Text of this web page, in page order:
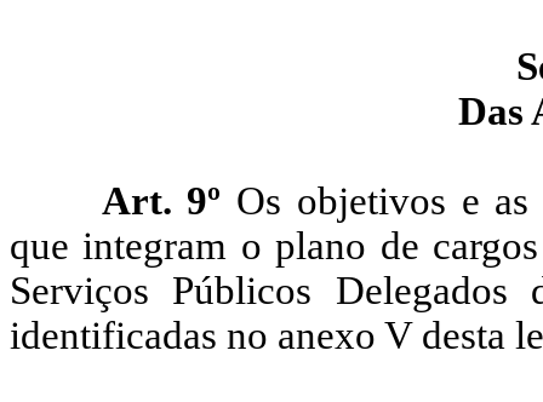
Das
Art. 9º Os objetivos e as
que integram o plano de
Serviços Públicos
identificadas no anexo V desta